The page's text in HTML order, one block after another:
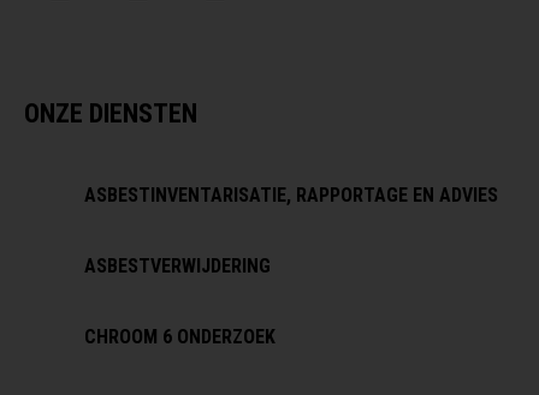
ONZE DIENSTEN
ASBESTINVENTARISATIE, RAPPORTAGE EN ADVIES
ASBESTVERWIJDERING
CHROOM 6 ONDERZOEK